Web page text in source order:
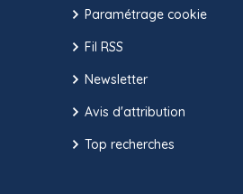
Paramétrage cookie
Fil RSS
Newsletter
Avis d'attribution
Top recherches